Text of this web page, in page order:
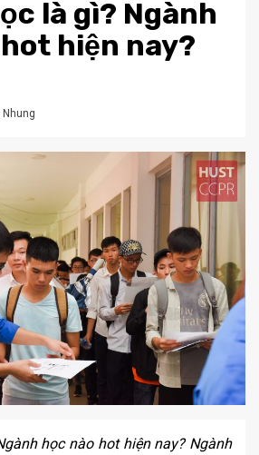
là gì? Ngành
hiện nay?
học nào hot hiện nay? Ngành